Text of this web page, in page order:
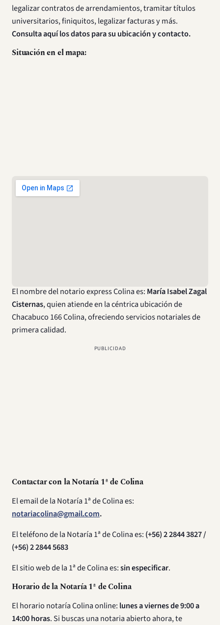
legalizar contratos de arrendamientos, tramitar títulos
universitarios, finiquitos, legalizar facturas y más.
Consulta aquí los datos para su ubicación y contacto.
Situación en el mapa:
Cómo llegar
El nombre del notario express Colina es: María Isabel Zagal
Cisternas, quien atiende en la céntrica ubicación de
Chacabuco 166 Colina, ofreciendo servicios notariales de
primera calidad.
PUBLICIDAD
Contactar con la Notaría 1ª de Colina
El email de la Notaría 1ª de Colina es:
notariacolina@gmail.com.
El teléfono de la Notaría 1ª de Colina es: (+56) 2 2844 3827 /
(+56) 2 2844 5683
El sitio web de la 1ª de Colina es:sin especificar.
Horario de la Notaría 1ª de Colina
El horario notaría Colina online: lunes a viernes de 9:00 a
14:00 horas. Si buscas una notaria abierto ahora, te